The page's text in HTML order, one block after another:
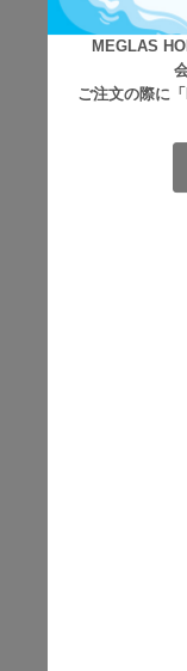
MEGLAS
ご注文の際に